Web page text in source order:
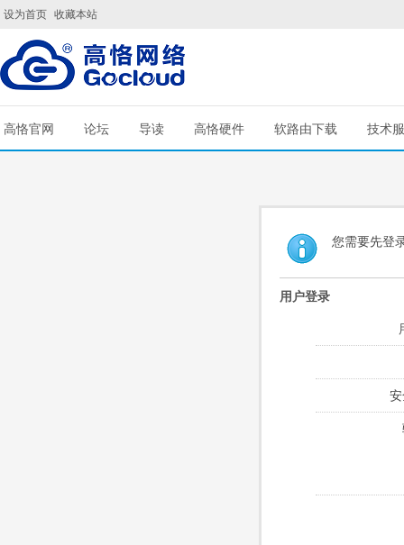
设为首页 收藏本站
高恪官网 论坛 导读 高恪硬件 软路由下载 技术
您需要先登
用户登录